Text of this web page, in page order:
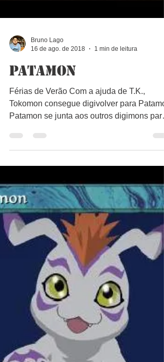
Bruno Lago
1 min de leitura
Patamon
Patamon se junta aos outros digimons para